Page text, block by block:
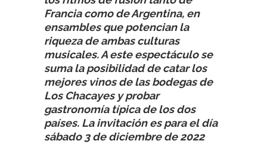
Francia como de Argentina, en
ensambles que potencian la
riqueza de ambas culturas
musicales. A este espectáculo se
suma la posibilidad de catar los
mejores vinos de las bodegas de
Los Chacayes y probar
gastronomía típica de los dos
países. La invitación es para el día
sábado 3 de diciembre de 2022